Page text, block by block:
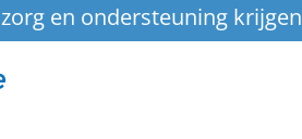
en ondersteuning krijgen